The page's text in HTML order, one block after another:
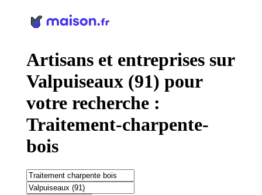
Artisans et entreprises sur
Valpuiseaux (91) pour
votre recherche :
Traitement-charpente-
bois